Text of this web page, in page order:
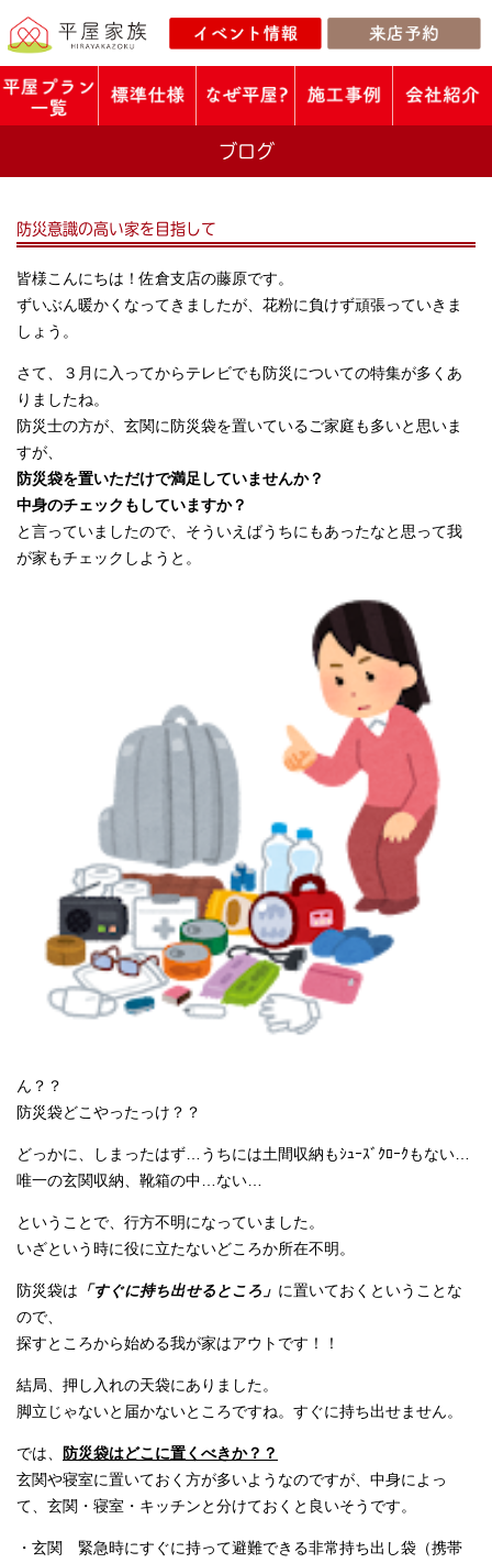
ブログ
防災意識の高い家を目指して
皆様こんにちは！佐倉支店の藤原です。
ずいぶん暖かくなってきましたが、花粉に負けず頑張っていきま
しょう。
さて、３月に入ってからテレビでも防災についての特集が多くあ
りましたね。
防災士の方が、玄関に防災袋を置いているご家庭も多いと思いま
すが、
防災袋を置いただけで満足していませんか？
中身のチェックもしていますか？
と言っていましたので、そういえばうちにもあったなと思って我
が家もチェックしようと。
ん？？
防災袋どこやったっけ？？
どっかに、しまったはず…うちには土間収納もｼｭｰｽﾞｸﾛｰｸもない…
唯一の玄関収納、靴箱の中…ない…
ということで、行方不明になっていました。
いざという時に役に立たないどころか所在不明。
防災袋は 「すぐに持ち出せるところ」 に置いておくということな
ので、
探すところから始める我が家はアウトです！！
結局、押し入れの天袋にありました。
脚立じゃないと届かないところですね。すぐに持ち出せません。
では、
防災袋はどこに置くべきか？？
玄関や寝室に置いておく方が多いようなのですが、 中身によっ
て、玄関・寝室・キッチンと分けておくと良いそうです。
・玄関 緊急時にすぐに持って避難できる非常持ち出し袋（携帯